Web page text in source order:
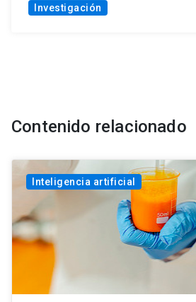
Investigación
Contenido relacionado
Inteligencia artificial